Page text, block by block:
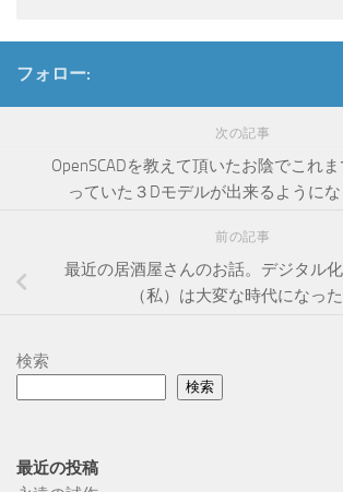
フォロー:
次の記事
OpenSCADを教えて頂いたお陰でこれ
っていた３Dモデルが出来るようにな
前の記事
最近の居酒屋さんのお話。デジタル
（私）は大変な時代になった
検索
検索
最近の投稿